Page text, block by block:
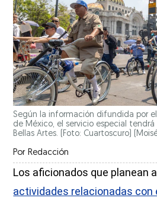
Según la información difundida por
de México, el servicio especial
Bellas Artes. (Foto: Cuartoscuro)
Por Redacción
Los aficionados que planean
actividades relacionadas con